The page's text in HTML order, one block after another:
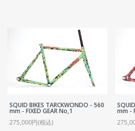
SQUID BIKES TARCKWONDO - 560
mm - FIXED GEAR No,1
275,000円(税込)
mm -